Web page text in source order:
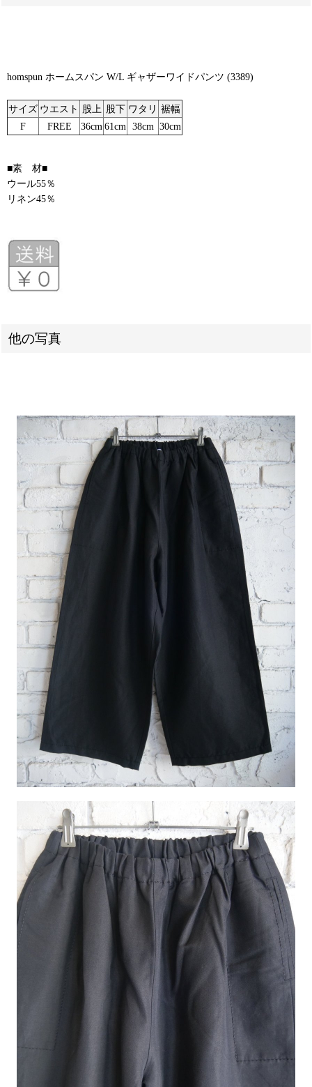
homspun ホームスパン W/L ギャザーワイドパンツ (3389)
サイズ ウエスト 股上 股下 ワタリ 裾幅
F
FREE 36cm 61cm 38cm 30cm
■素 材■
ウール55％
リネン45％
他の写真